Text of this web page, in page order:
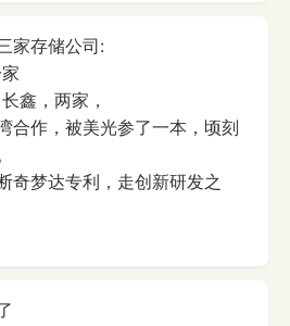
家存储公司:
鑫，两家，
合作，被美光参了一本，顷刻
奇梦达专利，走创新研发之